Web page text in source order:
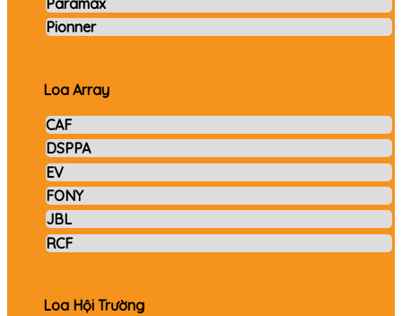
Paramax
Pionner
Loa Array
CAF
DSPPA
EV
FONY
JBL
RCF
Loa Hội Trường